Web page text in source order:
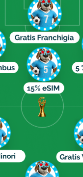
da Sabah fino
più piovoso.